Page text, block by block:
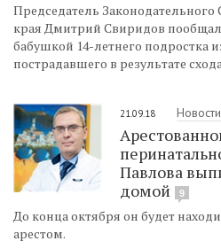
Председатель
края Дмитрий Свиридов
бабушкой 14-летнего подростка
пострадавшего в результате
21.09.18 Новости
Павлова
домой
9
До конца октября он будет
арестом.